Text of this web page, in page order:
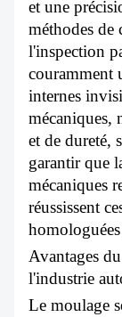
et une
méthodes de
l'inspection
couramment
internes
mécaniques,
et de dureté,
garantir que
mécaniques
réussissent
Avantages
l'industrie
Le moulage